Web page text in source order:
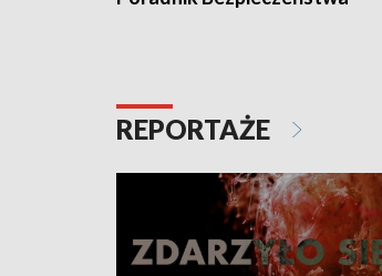
REPORTAŻE